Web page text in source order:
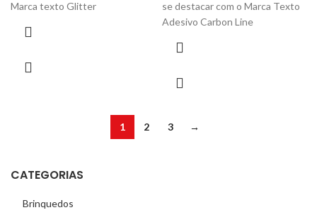
CATEGORIAS
Brinquedos
Marca texto Glitter
se destacar com o Marca Texto
Adesivo Carbon Line
1 2 3 →